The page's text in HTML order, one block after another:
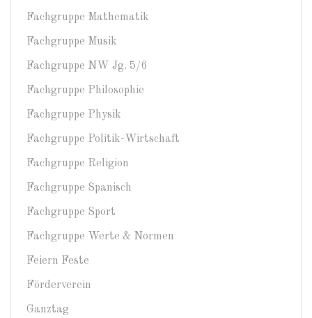
Fachgruppe Mathematik
Fachgruppe Musik
Fachgruppe NW Jg. 5/6
Fachgruppe Philosophie
Fachgruppe Physik
Fachgruppe Politik-Wirtschaft
Fachgruppe Religion
Fachgruppe Spanisch
Fachgruppe Sport
Fachgruppe Werte & Normen
Feiern Feste
Förderverein
Ganztag